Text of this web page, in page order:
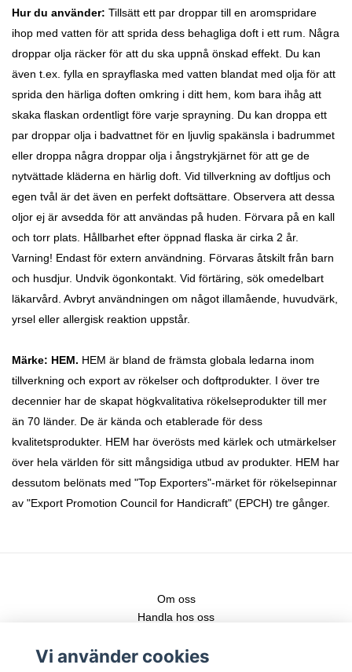
Hur du använder: Tillsätt ett par droppar till en aromspridare
ihop med vatten för att sprida dess behagliga doft i ett rum. Några
droppar olja räcker för att du ska uppnå önskad effekt. Du kan
även t.ex. fylla en sprayflaska med vatten blandat med olja för att
sprida den härliga doften omkring i ditt hem, kom bara ihåg att
skaka flaskan ordentligt före varje sprayning. Du kan droppa ett
par droppar olja i badvattnet för en ljuvlig spakänsla i badrummet
eller droppa några droppar olja i ångstrykjärnet för att ge de
nytvättade kläderna en härlig doft. Vid tillverkning av doftljus och
egen tvål är det även en perfekt doftsättare. Observera att dessa
oljor ej är avsedda för att användas på huden. Förvara på en kall
och torr plats. Hållbarhet efter öppnad flaska är cirka 2 år.
Varning! Endast för extern användning. Förvaras åtskilt från barn
och husdjur. Undvik ögonkontakt. Vid förtäring, sök omedelbart
läkarvård. Avbryt användningen om något illamående, huvudvärk,
yrsel eller allergisk reaktion uppstår.
Märke: HEM. HEM är bland de främsta globala ledarna inom
tillverkning och export av rökelser och doftprodukter. I över tre
decennier har de skapat högkvalitativa rökelseprodukter till mer
än 70 länder. De är kända och etablerade för dess
kvalitetsprodukter. HEM har överösts med kärlek och utmärkelser
över hela världen för sitt mångsidiga utbud av produkter. HEM har
dessutom belönats med "Top Exporters"-märket för rökelsepinnar
av "Export Promotion Council for Handicraft" (EPCH) tre gånger.
Om oss
Handla hos oss
Fraktstege
Vi använder cookies